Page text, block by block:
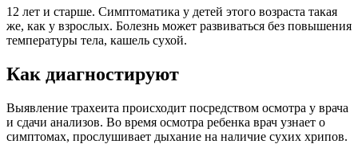
12 лет и старше. Симптоматика у детей этого возраста такая
же, как у взрослых. Болезнь может развиваться без повышения
температуры тела, кашель сухой.
Как диагностируют
Выявление трахеита происходит посредством осмотра у врача
и сдачи анализов. Во время осмотра ребенка врач узнает о
симптомах, прослушивает дыхание на наличие сухих хрипов.